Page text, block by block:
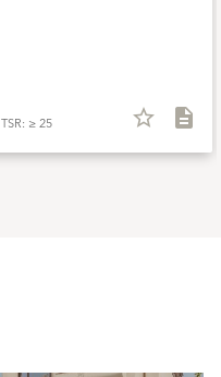
TSR: ≥ 25 star_border description